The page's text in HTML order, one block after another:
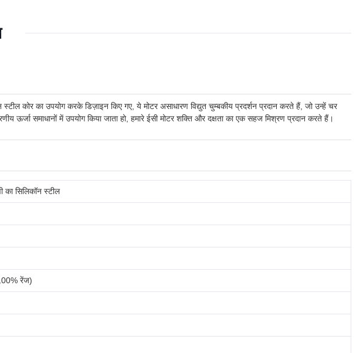
कोर का उपयोग करके डिज़ाइन किए गए, ये मोटर असाधारण विद्युत चुम्बकीय प्रदर्शन प्रदान करते हैं, जो उन्हें चर
समाधानों में उपयोग किया जाता हो, हमारे ईसी मोटर शक्ति और दक्षता का एक सहज मिश्रण प्रदान करते हैं।
का सिलिकॉन स्टील
रेंज)